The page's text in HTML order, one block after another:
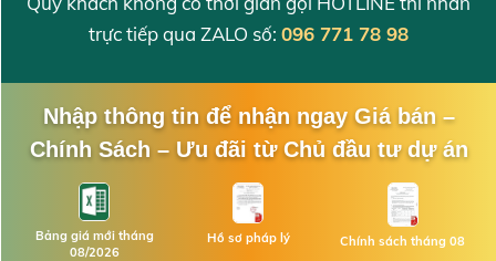
trực tiếp qua ZALO số: 096 771 78 98
Nhập thông tin để nhận ngay Giá bán –
Chính Sách – Ưu đãi từ Chủ đầu tư dự án
Bảng giá mới tháng
08/2026
Hồ sơ pháp lý Chính sách tháng 08